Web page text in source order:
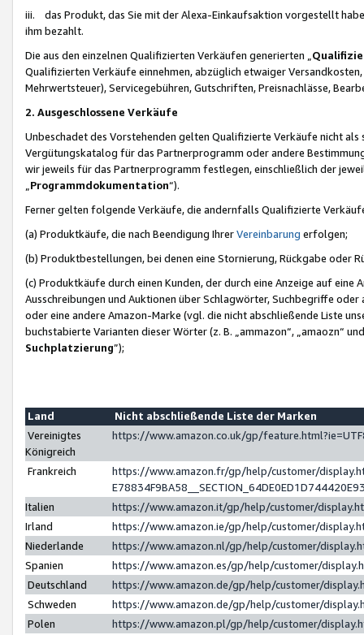
iii. das Produkt, das Sie mit der Alexa-Einkaufsaktion vorgestellt
ihm bezahlt.
Die aus den einzelnen Qualifizierten Verkäufen generierten „
Qualifizierten Verkäufe einnehmen, abzüglich etwaiger
Mehrwertsteuer), Servicegebühren, Gutschriften, Preisnachlässe,
2. Ausgeschlossene Verkäufe
Unbeschadet des Vorstehenden gelten Qualifizierte Verkäufe nicht
Vergütungskatalog für das Partnerprogramm oder andere
wir jeweils für das Partnerprogramm festlegen, einschließlich der
Programmdokumentation“).
Ferner gelten folgende Verkäufe, die andernfalls Qualifizierte
(a) Produktkäufe, die nach Beendigung IhrerVereinbarung erfolgen;
(b) Produktbestellungen, bei denen eine Stornierung, Rückgabe oder
(c) Produktkäufe durch einen Kunden, der durch eine Anzeige auf
Ausschreibungen und Auktionen über Schlagwörter, Suchbegriffe
oder eine andere Amazon-Marke (vgl. die nicht abschließende Liste
buchstabierte Varianten dieser Wörter (z. B. „ammazon“, „amaozn“
Suchplatzierung”);
Land
Nicht abschließende Liste der Marken
Vereinigtes
Königreich
https://www.amazon.co.uk/gp/
Frankreich
https://www.amazon.fr/gp/help/customer/
Italien
https://www.amazon.it/gp/help/customer/
Irland
https://www.amazon.ie/gp/help/customer/
Niederlande
https://www.amazon.nl/gp/help/customer/
Spanien
https://www.amazon.es/gp/help/customer/
Deutschland
https://www.amazon.de/gp/help/customer/
Schweden
https://www.amazon.de/gp/help/customer/
Polen
https://www.amazon.pl/gp/help/customer/